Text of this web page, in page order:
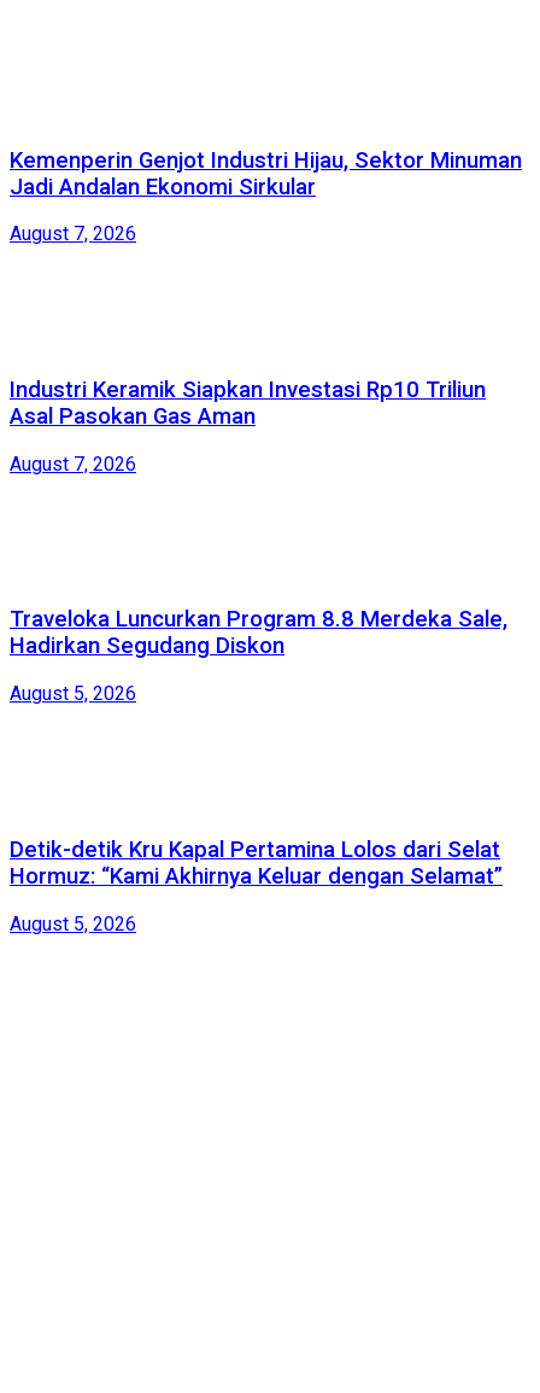
Kemenperin Genjot Industri Hijau, Sektor Minuman
Jadi Andalan Ekonomi Sirkular
August 7, 2026
Industri Keramik Siapkan Investasi Rp10 Triliun
Asal Pasokan Gas Aman
August 7, 2026
Traveloka Luncurkan Program 8.8 Merdeka Sale,
Hadirkan Segudang Diskon
August 5, 2026
Detik-detik Kru Kapal Pertamina Lolos dari Selat
Hormuz: “Kami Akhirnya Keluar dengan Selamat”
August 5, 2026